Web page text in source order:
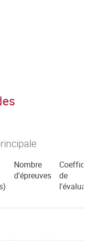
Nombre
d'épreuves
de